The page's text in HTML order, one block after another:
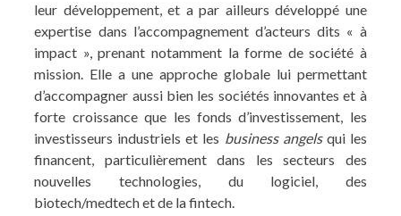
leur développement, et a par ailleurs développé une
expertise dans l’accompagnement d’acteurs dits « à
impact », prenant notamment la forme de société à
mission. Elle a une approche globale lui permettant
d’accompagner aussi bien les sociétés innovantes et à
forte croissance que les fonds d’investissement, les
investisseurs industriels et les business angelsqui les
financent, particulièrement dans les secteurs des
nouvelles technologies, du logiciel, des
biotech/medtech et de la fintech.